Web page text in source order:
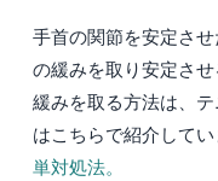
手首の関節を安定さ
の緩みを取り安定さ
緩みを取る方法は、
はこちらで紹介して
単対処法。